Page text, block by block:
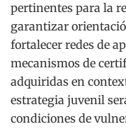
pertinentes para la
garantizar
fortalecer redes de
mecanismos de
adquiridas en
estrategia juvenil
condiciones de